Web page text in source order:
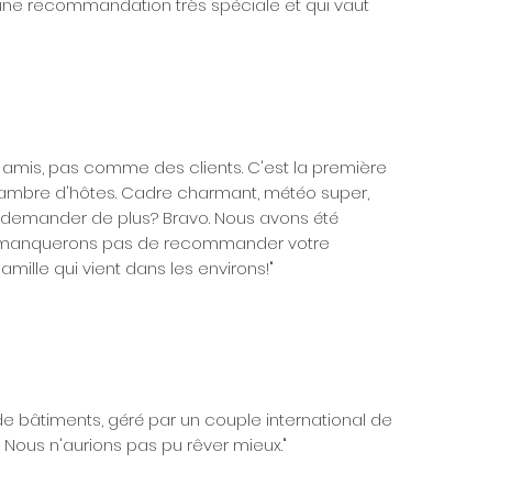
recommandation très spéciale et qui vaut
pas comme des clients. C'est la première
d'hôtes. Cadre charmant, météo super,
de plus? Bravo. Nous avons été
pas de recommander votre
qui vient dans les environs!"
bâtiments, géré par un couple international de
n'aurions pas pu rêver mieux."